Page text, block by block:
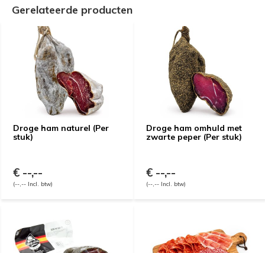
Gerelateerde producten
Droge ham naturel (Per
stuk)
€ --,--
(--,-- Incl. btw)
Droge ham omhuld met
zwarte peper (Per stuk)
€ --,--
(--,-- Incl. btw)